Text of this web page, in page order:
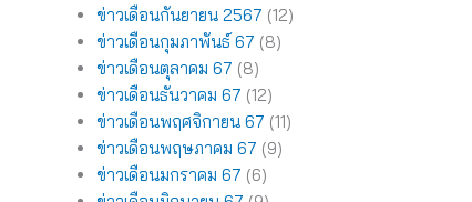
ข่าวเดือนกันยายน 2567 (12)
ข่าวเดือนกุมภาพันธ์ 67 (8)
ข่าวเดือนตุลาคม 67 (8)
ข่าวเดือนธันวาคม 67 (12)
ข่าวเดือนพฤศจิกายน 67 (11)
ข่าวเดือนพฤษภาคม 67 (9)
ข่าวเดือนมกราคม 67 (6)